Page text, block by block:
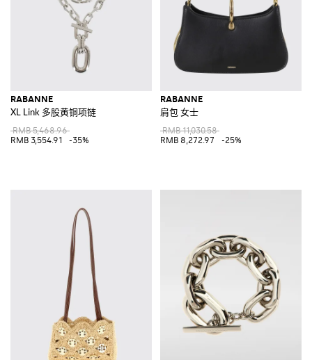
RABANNE
XL Link 多股黄铜项链
RMB 5,468.96
RMB 3,554.91
-35%
RABANNE
肩包 女士
RMB 11,030.58
RMB 8,272.97
-25%